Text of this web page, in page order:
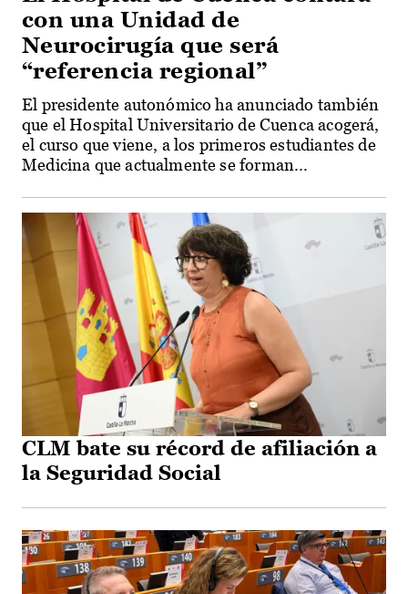
con una Unidad de
Neurocirugía que será
“referencia regional”
El presidente autonómico ha anunciado también
que el Hospital Universitario de Cuenca acogerá,
el curso que viene, a los primeros estudiantes de
Medicina que actualmente se forman...
CLM bate su récord de afiliación a
la Seguridad Social